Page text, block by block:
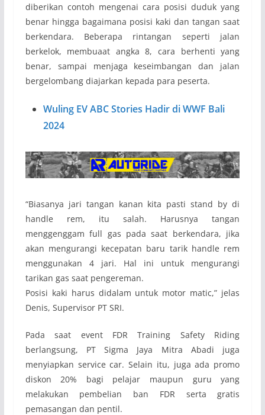
diberikan contoh mengenai cara posisi duduk yang
benar hingga bagaimana posisi kaki dan tangan saat
berkendara. Beberapa rintangan seperti jalan
berkelok, membuaat angka 8, cara berhenti yang
benar, sampai menjaga keseimbangan dan jalan
bergelombang diajarkan kepada para peserta.
Wuling EV ABC Stories Hadir di WWF Bali
2024
“Biasanya jari tangan kanan kita pasti stand by di
handle rem, itu salah. Harusnya tangan
menggenggam full gas pada saat berkendara, jika
akan mengurangi kecepatan baru tarik handle rem
menggunakan 4 jari. Hal ini untuk mengurangi
tarikan gas saat pengereman.
Posisi kaki harus didalam untuk motor matic,” jelas
Denis, Supervisor PT SRI.
Pada saat event FDR Training Safety Riding
berlangsung, PT Sigma Jaya Mitra Abadi juga
menyiapkan service car. Selain itu, juga ada promo
diskon 20% bagi pelajar maupun guru yang
melakukan pembelian ban FDR serta gratis
pemasangan dan pentil.